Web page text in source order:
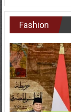
Fashion